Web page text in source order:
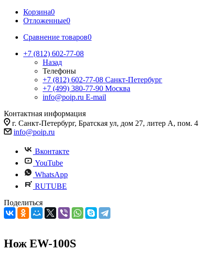
Корзина0
Отложенные0
Сравнение товаров0
+7 (812) 602-77-08
Назад
Телефоны
+7 (812) 602-77-08 Санкт-Петербург
+7 (499) 380-77-90 Москва
info@poip.ru E-mail
Контактная информация
г. Санкт-Петербург, Братская ул, дом 27, литер А, пом. 4
info@poip.ru
Вконтакте
YouTube
WhatsApp
RUTUBE
Поделиться
Нож EW-100S